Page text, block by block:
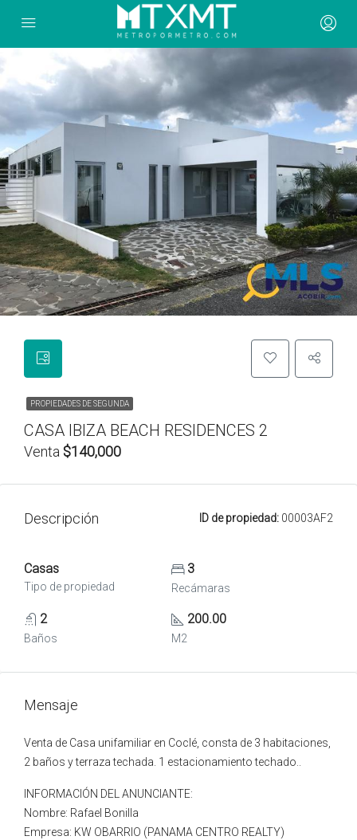
PROPIEDADES DE SEGUNDA
CASA IBIZA BEACH RESIDENCES 2
Venta $140,000
Descripción ID de propiedad: 00003AF2
Casas
Tipo de propiedad
3
Recámaras
2
Baños
200.00
M2
Mensaje
Venta de Casa unifamiliar en Coclé, consta de 3 habitaciones,
2 baños y terraza techada. 1 estacionamiento techado..
INFORMACIÓN DEL ANUNCIANTE:
Nombre: Rafael Bonilla
Empresa: KW OBARRIO (PANAMA CENTRO REALTY)